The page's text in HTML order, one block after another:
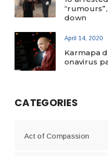
down
April 14, 2020
Karmapa
onavirus
CATEGORIES
Act of Compassion